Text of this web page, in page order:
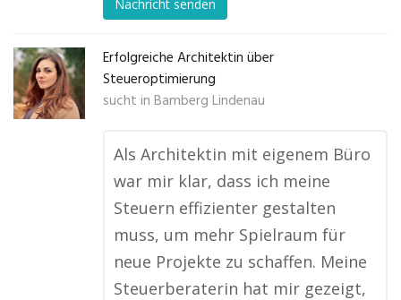
Nachricht senden
Erfolgreiche Architektin über
Steueroptimierung
sucht in Bamberg Lindenau
Als Architektin mit eigenem Büro
war mir klar, dass ich meine
Steuern effizienter gestalten
muss, um mehr Spielraum für
neue Projekte zu schaffen. Meine
Steuerberaterin hat mir gezeigt,